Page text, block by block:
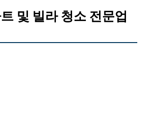
및 빌라 청소 전문업